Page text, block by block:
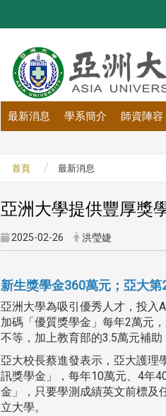
最新消息 學系簡介 師資陣容
首頁 最新消息
亞洲大學提供豐厚獎
2025-02-26 洪瑩婕
新生獎學金360萬元；亞大
亞洲大學為吸引優秀人才，投入
加碼「優質獎學金」每年2萬元
不等，加上教育部的3.5萬元補
亞大校長蔡進發表示，亞大護理
訊獎學金」，每年10萬元、4年
金」，只要學測成績英文前標及
立大學。